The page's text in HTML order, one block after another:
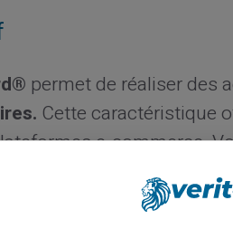
permet de réaliser des
Cette caractéristique
e-commerce.
achats discrets
ou